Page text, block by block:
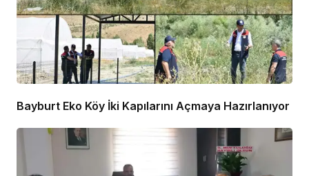
Bayburt Eko Köy İki Kapılarını Açmaya Hazırlanıyor